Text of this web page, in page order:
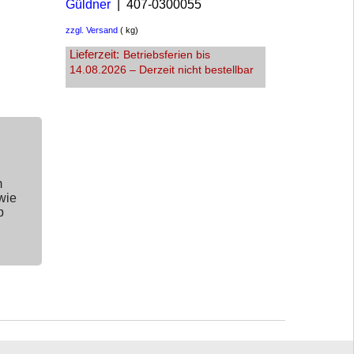
Güldner 407-0300055
zzgl. Versand kg
Lieferzeit: Betriebsferien bis
14.08.2026 – Derzeit nicht bestellbar